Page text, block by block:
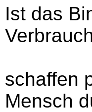
Ist das
schaffen
Mensch